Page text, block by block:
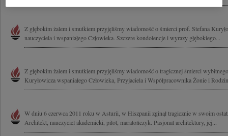
Z głębokim żalem i smutkiem przyjęliśmy wiadomość o śmierci prof. Stefana
nauczyciela i wspaniałego Człowieka. Szczere kondolencje i wyrazy głębokiego...
Z głębokim żalem i smutkiem przyjęliśmy wiadomość o tragicznej śmierci
Kuryłowicza wspaniałego Człowieka, Przyjaciela i Współpracownika Żonie i
W dniu 6 czerwca 2011 roku w Asturii, w Hiszpanii zginął tragicznie w swoim
Architekt, nauczyciel akademicki, pilot, maratończyk. Pasjonat architektury, jej...